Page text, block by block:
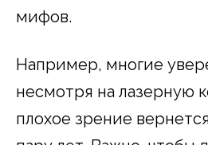
мифов.
Например, многие
несмотря на лазерную
плохое зрение